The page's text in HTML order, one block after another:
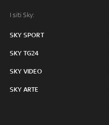
I siti Sky:
SKY SPORT
SKY TG24
SKY VIDEO
SKY ARTE